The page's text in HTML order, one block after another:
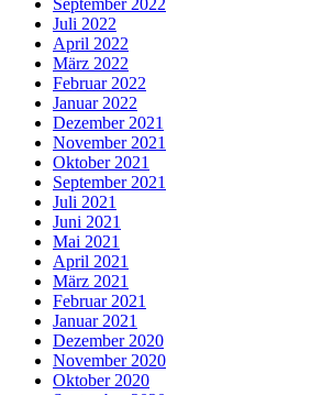
Juli 2022
April 2022
März 2022
Februar 2022
Januar 2022
Dezember 2021
November 2021
Oktober 2021
September 2021
Juli 2021
Juni 2021
Mai 2021
April 2021
März 2021
Februar 2021
Januar 2021
Dezember 2020
November 2020
Oktober 2020